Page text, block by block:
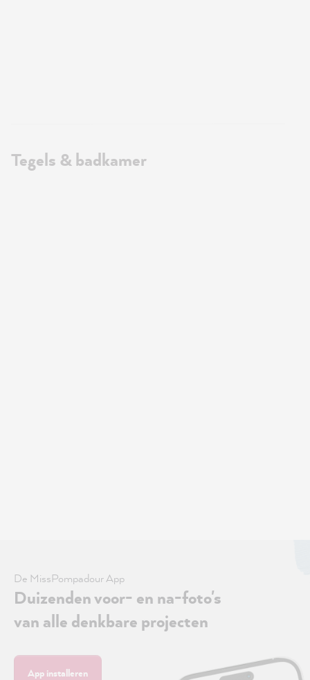
Tegels & badkamer
De MissPompadour App
Duizenden voor- en na-foto's
van alle denkbare projecten
App installeren